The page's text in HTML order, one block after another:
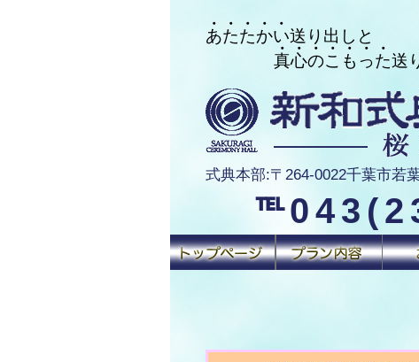
・・・・・
あたたかい送り出しと
・・・・・・・
真心のこもった送り
式典本部:〒264-0022千葉市若